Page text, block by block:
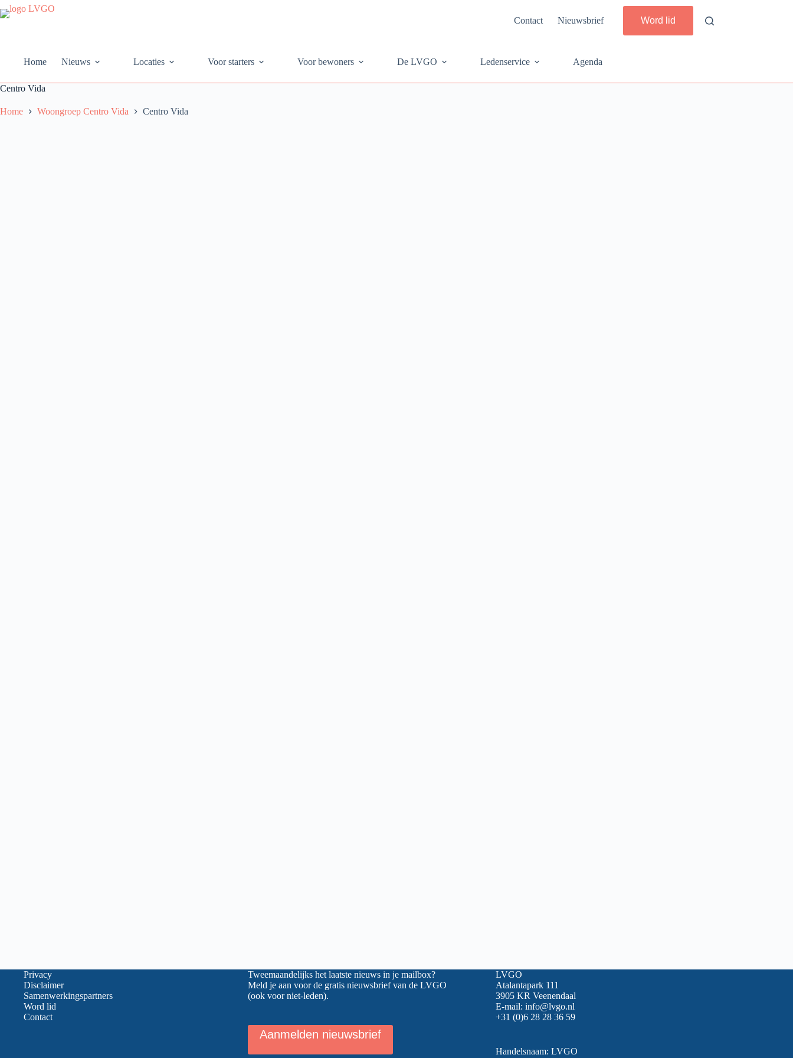
Ga
naar
Contact Nieuwsbrief Word lid
Home Nieuws Locaties Voor starters Voor bewoners De LVGO Ledenservice Agenda
Centro Vida
Home Woongroep Centro Vida Centro Vida
Privacy
Disclaimer
Samenwerkingspartners
Word lid
Contact
Tweemaandelijks het laatste nieuws in je mailbox?
Meld je aan voor de gratis nieuwsbrief van de LVGO
(ook voor niet-leden).
Aanmelden nieuwsbrief
LVGO
Atalantapark 111
3905 KR Veenendaal
E-mail: info@lvgo.nl
+31 (0)6 28 28 36 59
Handelsnaam: LVGO